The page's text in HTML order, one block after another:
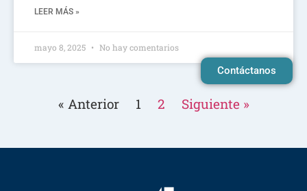
LEER MÁS »
mayo 8, 2025 No hay comentarios
« Anterior 1 2 Siguiente »
Contáctanos